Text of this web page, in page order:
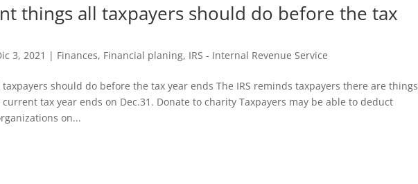
things all taxpayers should do before the tax
3, 2021 | Finances, Financial planing, IRS - Internal Revenue Service
should do before the tax year ends The IRS reminds taxpayers there are things
tax year ends on Dec.31. Donate to charity Taxpayers may be able to deduct
on...